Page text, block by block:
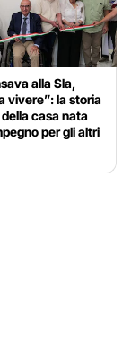
alla Sla,
vivere”: la storia
della casa nata
per gli altri